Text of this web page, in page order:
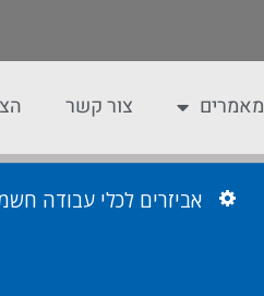
מאמרים צור קשר
אביזרים לכלי עבודה